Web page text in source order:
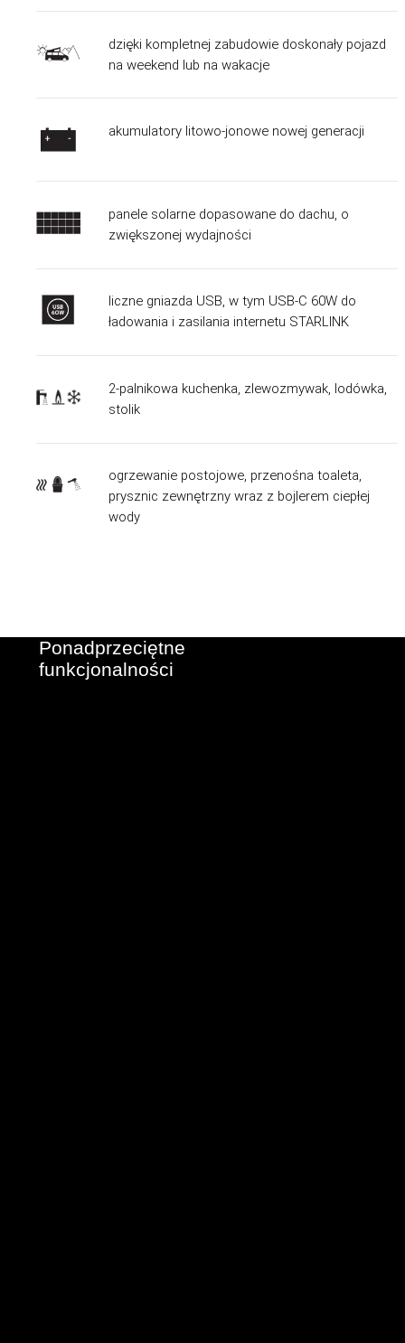
dzięki kompletnej zabudowie doskonały pojazd
na weekend lub na wakacje
akumulatory litowo-jonowe nowej generacji
panele solarne dopasowane do dachu, o
zwiększonej wydajności
liczne gniazda USB, w tym USB-C 60W do
ładowania i zasilania internetu STARLINK
2-palnikowa kuchenka, zlewozmywak, lodówka,
stolik
ogrzewanie postojowe, przenośna toaleta,
prysznic zewnętrzny wraz z bojlerem ciepłej
wody
Ponadprzeciętne
funkcjonalności